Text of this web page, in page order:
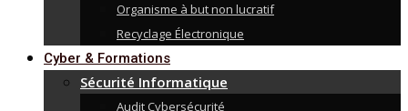
Organisme à but non lucratif
Recyclage Électronique
Cyber & Formations
Sécurité Informatique
Audit Cybersécurité